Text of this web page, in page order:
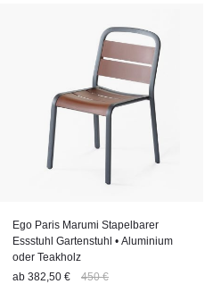
Ego Paris Marumi Stapelbarer
Essstuhl Gartenstuhl • Aluminium
oder Teakholz
ab 382,50 € 450 €